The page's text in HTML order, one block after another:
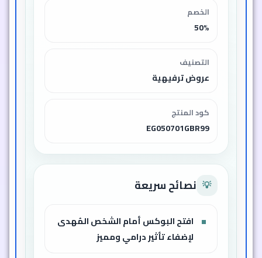
الخصم
50%
التصنيف
عروض ترفيهية
كود المنتج
EG050701GBR99
💡 نصائح سريعة
افتح البوكس أمام الشخص المُهدى
لإضفاء تأثير درامي ومميز